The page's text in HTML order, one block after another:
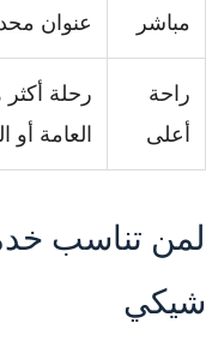
مباشر
عنوان
راحة
أعلى
رحلة
العامة أو
لمن تناسب
شيكي